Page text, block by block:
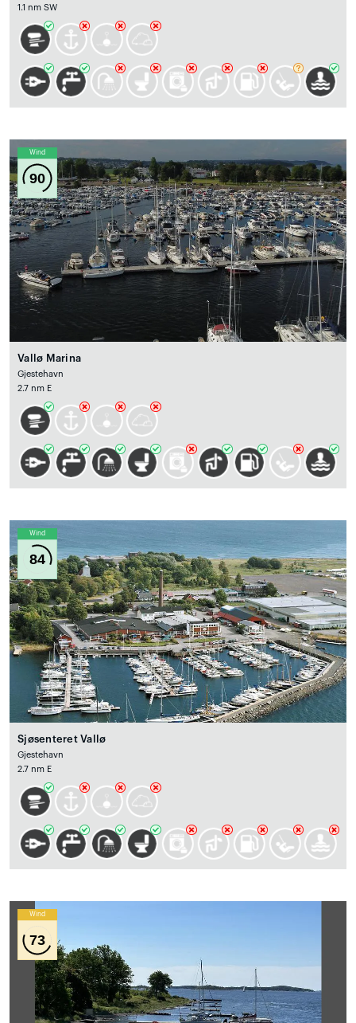
1.1 nm SW
Wind
90
Vallø Marina
Gjestehavn
2.7 nm E
Wind
84
Sjøsenteret Vallø
Gjestehavn
2.7 nm E
Wind
73